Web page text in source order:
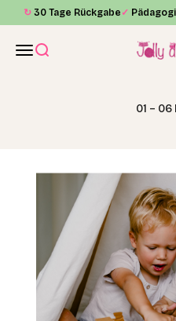
Skip to content
↻ 30 Tage Rückgabe ✓
MenuSearch Jolly
01 –